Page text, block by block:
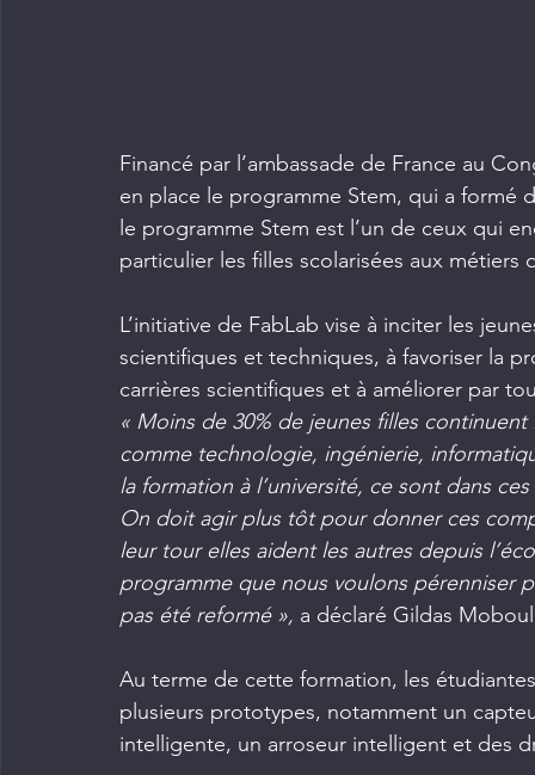
Financé par l’ambassade de France au
en place le programme Stem, qui a formé
le programme Stem est l’un de ceux qui
particulier les filles scolarisées aux métiers
L’initiative de FabLab vise à inciter les
scientifiques et techniques, à favoriser la
carrières scientifiques et à améliorer par
« Moins de 30% de jeunes filles
comme technologie, ingénierie,
la formation à l’université, ce sont dans
On doit agir plus tôt pour donner ces
leur tour elles aident les autres depuis
programme que nous voulons pérenniser
pas été reformé », a déclaré Gildas
Au terme de cette formation, les
plusieurs prototypes, notamment un
intelligente, un arroseur intelligent et des